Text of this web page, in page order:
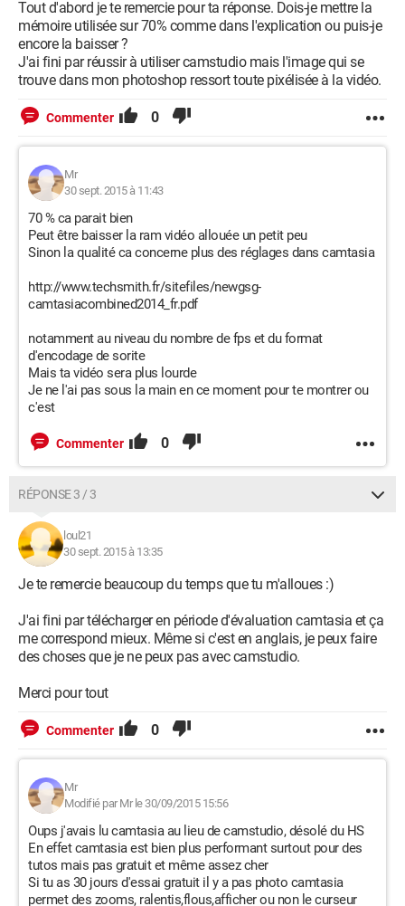
Tout d'abord je te remercie pour ta réponse. Dois-je mettre la
mémoire utilisée sur 70% comme dans l'explication ou puis-je
encore la baisser ?
J'ai fini par réussir à utiliser camstudio mais l'image qui se
trouve dans mon photoshop ressort toute pixélisée à la vidéo.
Commenter 0
Mr
30 sept. 2015 à 11:43
70 % ca parait bien
Peut être baisser la ram vidéo allouée un petit peu
Sinon la qualité ca concerne plus des réglages dans camtasia
http://www.techsmith.fr/sitefiles/newgsg-
camtasiacombined2014_fr.pdf
notamment au niveau du nombre de fps et du format
d'encodage de sorite
Mais ta vidéo sera plus lourde
Je ne l'ai pas sous la main en ce moment pour te montrer ou
c'est
Commenter 0
RÉPONSE 3 / 3
loul21
30 sept. 2015 à 13:35
Je te remercie beaucoup du temps que tu m'alloues :)
J'ai fini par télécharger en période d'évaluation camtasia et ça
me correspond mieux. Même si c'est en anglais, je peux faire
des choses que je ne peux pas avec camstudio.
Merci pour tout
Commenter 0
Mr
Modifié par Mr le 30/09/2015 15:56
Oups j'avais lu camtasia au lieu de camstudio, désolé du HS
En effet camtasia est bien plus performant surtout pour des
tutos mais pas gratuit et même assez cher
Si tu as 30 jours d'essai gratuit il y a pas photo camtasia
permet des zooms, ralentis,flous,afficher ou non le curseur